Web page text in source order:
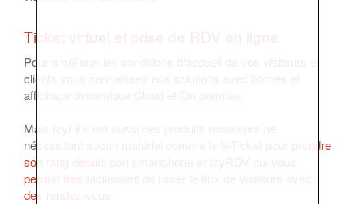
Ticket virtuel et prise de RDV en ligne
Pour améliorer les conditions d'accueil de vos visiteurs et
clients vous connaissez nos solutions avec bornes et
affichage dynamique Cloud On premise
Mais IzyFil c'est aussi des produits novateurs ne
nécessitant aucun matériel comme le V-Ticket pour prendre
son rang depuis son smartphone
IzyRDV qui vous
permet très facilement de lisser le flux de visiteurs avec
des rendez-vous.